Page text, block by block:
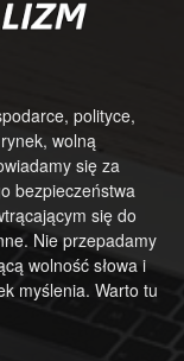
polityce,
wolną
się za
bezpieczeństwa
się do
Nie przepadamy
wolność słowa i
myślenia. Warto tu